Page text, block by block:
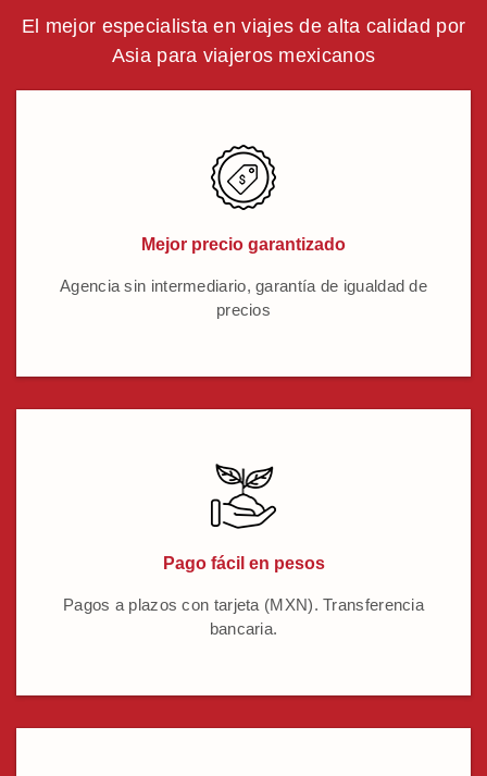
El mejor especialista en viajes de alta calidad por
Asia para viajeros mexicanos
Mejor precio garantizado
Agencia sin intermediario, garantía de igualdad de
precios
Pago fácil en pesos
Pagos a plazos con tarjeta (MXN). Transferencia
bancaria.